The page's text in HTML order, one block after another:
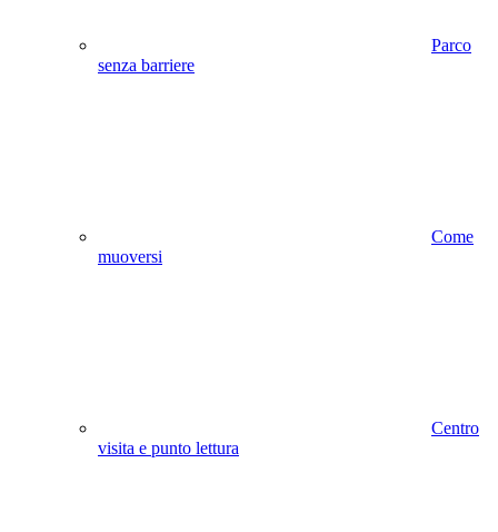
Parco
senza barriere
Come
muoversi
Centro
visita e punto lettura